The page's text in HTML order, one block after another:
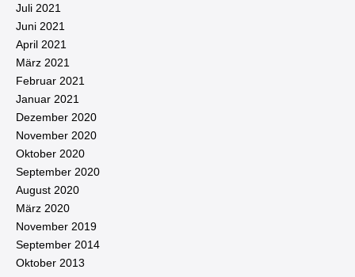
Juli 2021
Juni 2021
April 2021
März 2021
Februar 2021
Januar 2021
Dezember 2020
November 2020
Oktober 2020
September 2020
August 2020
März 2020
November 2019
September 2014
Oktober 2013